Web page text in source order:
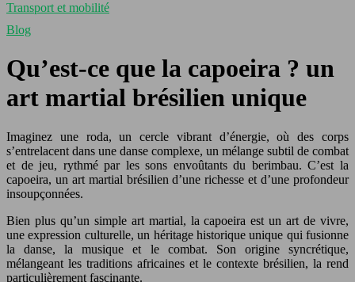
Transport et mobilité
Blog
Qu’est-ce que la capoeira ? un
art martial brésilien unique
Imaginez une roda, un cercle vibrant d’énergie, où des corps
s’entrelacent dans une danse complexe, un mélange subtil de combat
et de jeu, rythmé par les sons envoûtants du berimbau. C’est la
capoeira, un art martial brésilien d’une richesse et d’une profondeur
insoupçonnées.
Bien plus qu’un simple art martial, la capoeira est un art de vivre,
une expression culturelle, un héritage historique unique qui fusionne
la danse, la musique et le combat. Son origine syncrétique,
mélangeant les traditions africaines et le contexte brésilien, la rend
particulièrement fascinante.